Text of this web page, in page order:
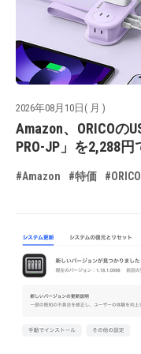
2026年08月10日( 月 )
Amazon、ORICOの
PRO-JP」を2,288
#Amazon #特価 #ORICO